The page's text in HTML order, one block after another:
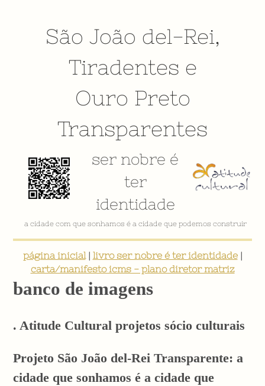
São João del-Rei,
Tiradentes e
Ouro Preto
Transparentes
ser nobre é
ter
identidade
a cidade com que sonhamos é a cidade que podemos construir
página inicial| livro ser nobre é ter identidade|
carta/manifesto icms - plano diretor matriz
banco de imagens
. Atitude Cultural projetos sócio culturais
Projeto São João del-Rei Transparente: a
cidade que sonhamos é a cidade que